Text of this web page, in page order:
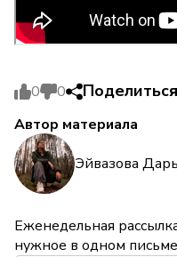
0 0 Поделиться
Автор материала
Эйвазова
Еженедельная
нужное в одном